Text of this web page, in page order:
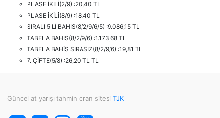
PLASE İKİLİ(2/9) :20,40 TL
PLASE İKİLİ(8/9) :18,40 TL
SIRALI 5 Lİ BAHİS(8/2/9/6/5) :9.086,15 TL
TABELA BAHİS(8/2/9/6) :1.173,68 TL
TABELA BAHİS SIRASIZ(8/2/9/6) :19,81 TL
7. ÇİFTE(5/8) :26,20 TL TL
Güncel at yarışı tahmin oran sitesi TJK